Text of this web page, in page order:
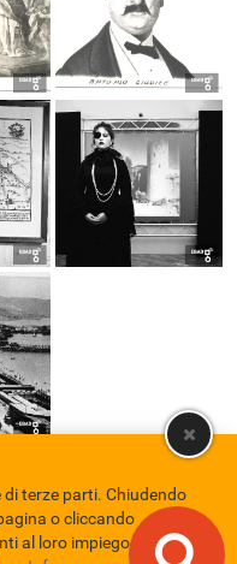
Privacy policy
terze parti. Chiudendo
o cliccando
al loro impiego in